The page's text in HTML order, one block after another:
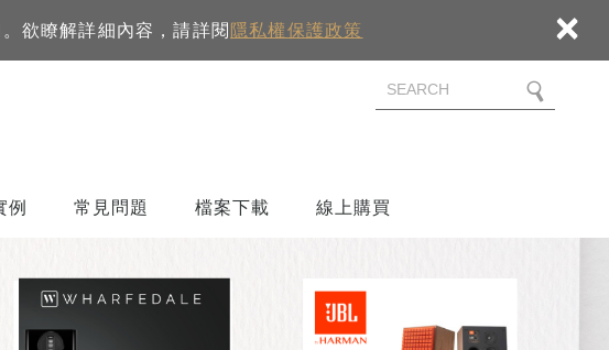
欲瞭解詳細內容，請詳閱 隱私權保護政策 ×
例 常見問題 檔案下載 線上購買